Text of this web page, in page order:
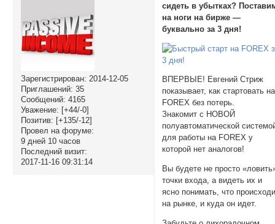
Зарегистрирован: 2014-12-05
Приглашений: 35
Сообщений: 4165
Уважение: [+44/-0]
Позитив: [+135/-12]
Провел на форуме:
9 дней 10 часов
Последний визит:
2017-11-16 09:31:14
сидеть в убытках?
на ноги на бирже —
буквально за 3 дня!
ВПЕРВЫЕ! Евгений Стриж
показывает, как стартовать на
FOREX без потерь.
Знакомит с НОВОЙ
полуавтоматической
для работы на FOREX у
которой нет аналогов!
Вы будете не просто
точки входа, а видеть их и
ясно понимать, что
на рынке, и куда он идет.